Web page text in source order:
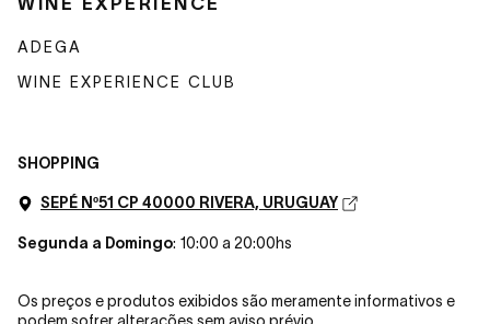
ADEGA
WINE EXPERIENCE CLUB
SHOPPING
SEPÉ Nº51 CP 40000 RIVERA, URUGUAY
Segunda a Domingo: 10:00 a 20:00hs
Os preços e produtos exibidos são meramente informativos e
podem sofrer alterações sem aviso prévio.